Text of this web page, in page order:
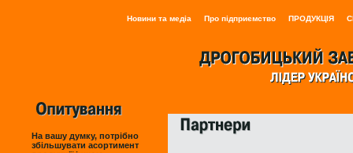
Новини та медіа Про підприємство ПРОДУКЦІЯ
На вашу думку, потрібно
збільшувати асортимент